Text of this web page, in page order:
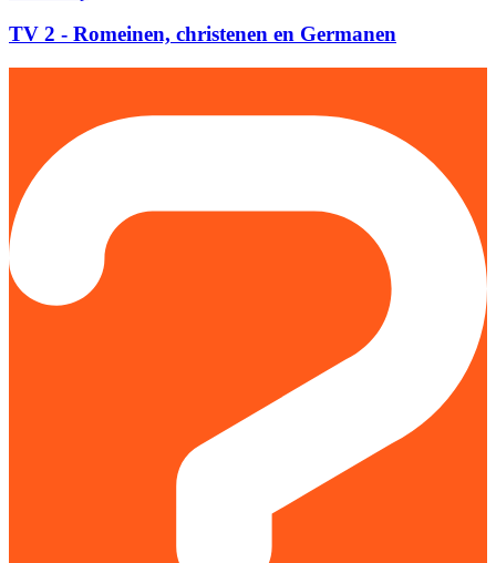
TV 2 - Romeinen, christenen en Germanen